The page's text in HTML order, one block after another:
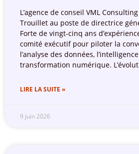
L’agence de conseil VML
Trouillet au poste de directrice
Forte de vingt-cinq ans
comité exécutif pour piloter la
l’analyse des données,
transformation numérique.
LIRE LA SUITE »
9 juin 2026